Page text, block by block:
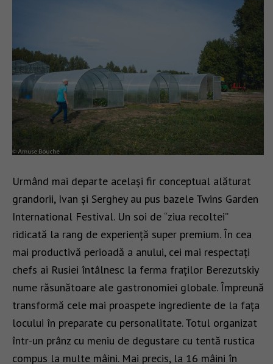
Urmând mai departe același fir conceptual alăturat
grandorii, Ivan și Serghey au pus bazele Twins Garden
International Festival. Un soi de “ziua recoltei”
ridicată la rang de experiență super premium. În cea
mai productivă perioadă a anului, cei mai respectați
chefs ai Rusiei întâlnesc la ferma fraților Berezutskiy
nume răsunătoare ale gastronomiei globale. Împreună
transformă cele mai proaspete ingrediente de la fața
locului în preparate cu personalitate. Totul organizat
într-un prânz cu meniu de degustare cu tentă rustica
compus la multe mâini. Mai precis, la 16 mâini în